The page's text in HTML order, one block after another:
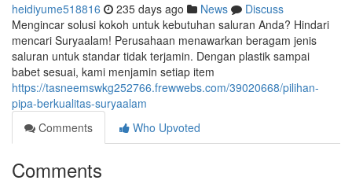
heidiyume518816 235 days ago News
Discuss
Mengincar solusi kokoh untuk kebutuhan saluran Anda? Hindari
mencari Suryaalam! Perusahaan menawarkan beragam jenis
saluran untuk standar tidak terjamin. Dengan plastik sampai
babet sesuai, kami menjamin setiap item
https://tasneemswkg252766.frewwebs.com/39020668/pilihan-
pipa-berkualitas-suryaalam
Comments
Who Upvoted
Comments